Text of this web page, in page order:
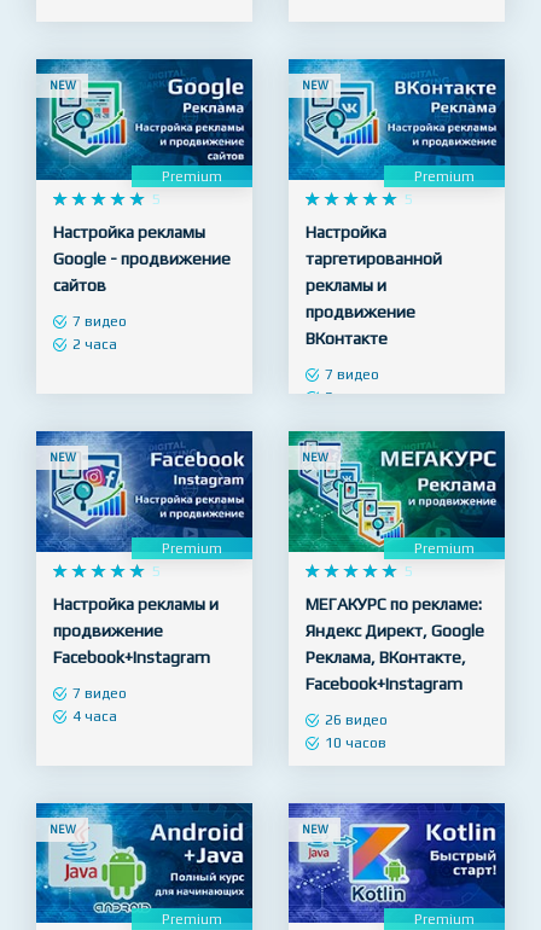
NEW
Premium
    
     5
Настройка рекламы
Google - продвижение
сайтов
7 видео
2 часа
NEW
Premium
    
     5
Настройка
таргетированной
рекламы и
продвижение
ВКонтакте
7 видео
3 часа
NEW
Premium
    
     5
Настройка рекламы и
продвижение
Facebook+Instagram
7 видео
4 часа
NEW
Premium
    
     5
МЕГАКУРС по рекламе:
Яндекс Директ, Google
Реклама, ВКонтакте,
Facebook+Instagram
26 видео
10 часов
NEW
Premium
NEW
Premium